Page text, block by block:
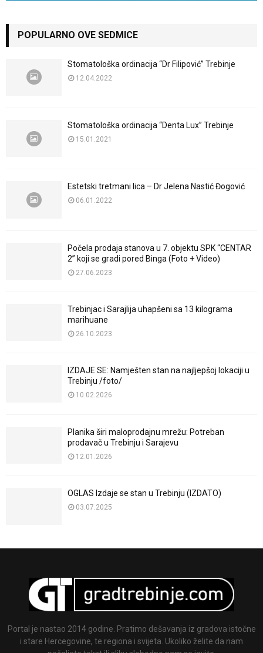
POPULARNO OVE SEDMICE
Stomatološka ordinacija “Dr Filipović” Trebinje
12.04.2022
Stomatološka ordinacija “Denta Lux” Trebinje
15.01.2021
Estetski tretmani lica – Dr Jelena Nastić Đogović
06.01.2022
Počela prodaja stanova u 7. objektu SPK “CENTAR
2” koji se gradi pored Binga (Foto + Video)
27.06.2023
Trebinjac i Sarajlija uhapšeni sa 13 kilograma
marihuane
26.10.2023
IZDAJE SE: Namješten stan na najljepšoj lokaciji u
Trebinju /foto/
10.02.2026
Planika širi maloprodajnu mrežu: Potreban
prodavač u Trebinju i Sarajevu
12.01.2026
OGLAS Izdaje se stan u Trebinju (IZDATO)
03.07.2025
Portal je nastao 2014 godine. Pratimo dešavanja iz gradova istočne
i stare Hercegovine, te regiona i svijeta. Ukoliko želite da nam